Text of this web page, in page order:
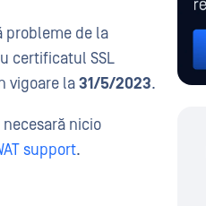
probleme de la
certificatul SSL
vigoare la31/5/2023.
nicio
support.